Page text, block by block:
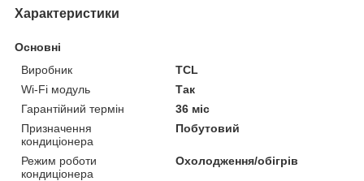
Характеристики
Основні
Виробник
TCL
Wi-Fi модуль
Так
Гарантійний термін
36 міс
Призначення
кондиціонера
Побутовий
Режим роботи
кондиціонера
Охолодження/обігрів